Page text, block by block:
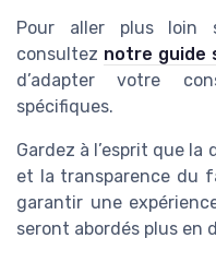
Pour aller plus loin
consultez notre guide
d’adapter votre
spécifiques.
Gardez à l’esprit que
et la transparence du
garantir une
seront abordés plus en